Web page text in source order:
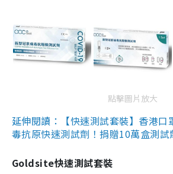
點擊圖片放大
延伸閱讀：【快速測試套裝】香港口
毒抗原快速測試劑！捐贈10萬盒測
Goldsite快速測試套裝